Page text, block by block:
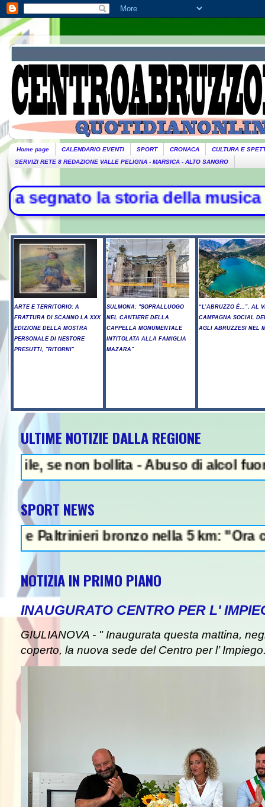
Home page CALENDARIO EVENTI SPORT CRONACA
CULTURA E
SERVIZI RETE 8 REDAZIONE VALLE PELIGNA - MARSICA - ALTO SANGRO
della musica -
ARTE E TERRITORIO: A
FRATTURA DI SCANNO LA XXX
EDIZIONE DELLA MOSTRA
PERSONALE DI NESTORE
PRESUTTI, "RITORNI"
SULMONA: "SOPRALLUOGO
NEL CANTIERE DELLA
CAPPELLA MONUMENTALE
INTITOLATA ALLA FAMIGLIA
MAZARA"
“L’ABRUZZO È…”, AL
CAMPAGNA SOCIAL
AGLI ABRUZZESI NEL
ULTIME NOTIZIE DALLA REGIONE
bollita - Abuso di alcol fuori
SPORT NEWS
bronzo nella 5 km: "Ora ci
NOTIZIA IN PRIMO PIANO
INAUGURATO CENTRO PER L'
GIULIANOVA - " Inaugurata questa mattina,
coperto, la nuova sede del Centro per l’
NEWS IN